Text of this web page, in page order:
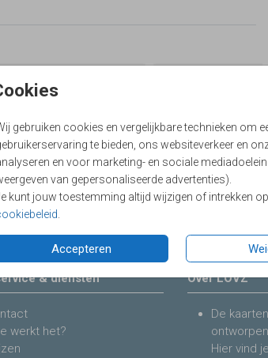
gebruiken cookies en vergelijkbare technieken om
te bieden, ons websiteverkeer en
en voor marketing- en sociale
van gepersonaliseerde advertenties).
kunt jouw toestemming altijd wijzigen of intrekken
Accepteren
& diensten
werkt het?
Over LOVZ
De
Hier vind